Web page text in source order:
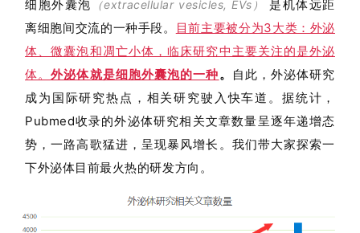
细胞外囊泡 （extracellular vesicles, EVs ）
是机体远距
离细胞间交流的一种手段。
目前主要被分为3大类：外泌
体、微囊泡和凋亡小体，临床研究中主要关注的是外泌
体。外泌体就是细胞外囊泡的一种。
自此，外泌体研究
成为国际研究热点， 相关研究驶入快车道。 据统计，
Pubmed收录的外泌体研究相关文章数量呈逐年递增态
势，一路高歌猛进，呈现暴风增长。 我们带大家探索一
下外泌体目前最火热的研发方向。